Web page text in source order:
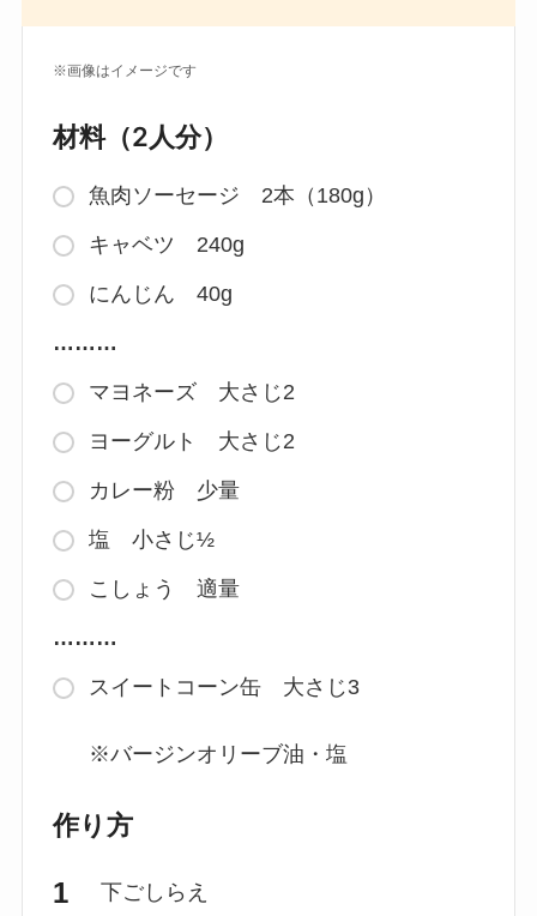
※画像はイメージです
材料（2人分）
魚肉ソーセージ 2本（180g）
キャベツ 240g
にんじん 40g
………
マヨネーズ 大さじ2
ヨーグルト 大さじ2
カレー粉 少量
塩 小さじ½
こしょう 適量
………
スイートコーン缶 大さじ3
※バージンオリーブ油・塩
作り方
下ごしらえ